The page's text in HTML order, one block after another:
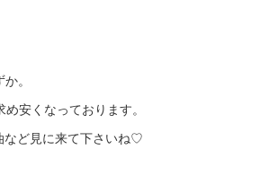
。
安くなっております。
など見に来て下さいね♡